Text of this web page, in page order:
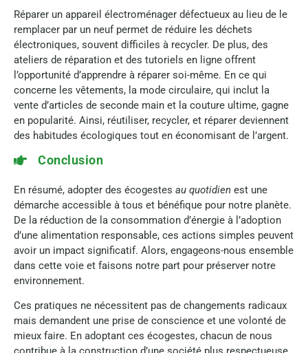
Réparer un appareil électroménager défectueux au lieu de le
remplacer par un neuf permet de réduire les déchets
électroniques, souvent difficiles à recycler. De plus, des
ateliers de réparation et des tutoriels en ligne offrent
l’opportunité d’apprendre à réparer soi-même. En ce qui
concerne les vêtements, la mode circulaire, qui inclut la
vente d’articles de seconde main et la couture ultime, gagne
en popularité. Ainsi, réutiliser, recycler, et réparer deviennent
des habitudes écologiques tout en économisant de l’argent.
Conclusion
En résumé, adopter des écogestes au quotidien est une
démarche accessible à tous et bénéfique pour notre planète.
De la réduction de la consommation d’énergie à l’adoption
d’une alimentation responsable, ces actions simples peuvent
avoir un impact significatif. Alors, engageons-nous ensemble
dans cette voie et faisons notre part pour préserver notre
environnement.
Ces pratiques ne nécessitent pas de changements radicaux
mais demandent une prise de conscience et une volonté de
mieux faire. En adoptant ces écogestes, chacun de nous